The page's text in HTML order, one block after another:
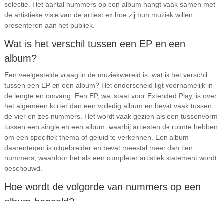
selectie. Het aantal nummers op een album hangt vaak samen met
de artistieke visie van de artiest en hoe zij hun muziek willen
presenteren aan het publiek.
Wat is het verschil tussen een EP en een
album?
Een veelgestelde vraag in de muziekwereld is: wat is het verschil
tussen een EP en een album? Het onderscheid ligt voornamelijk in
de lengte en omvang. Een EP, wat staat voor Extended Play, is over
het algemeen korter dan een volledig album en bevat vaak tussen
de vier en zes nummers. Het wordt vaak gezien als een tussenvorm
tussen een single en een album, waarbij artiesten de ruimte hebben
om een specifiek thema of geluid te verkennen. Een album
daarentegen is uitgebreider en bevat meestal meer dan tien
nummers, waardoor het als een completer artistiek statement wordt
beschouwd.
Hoe wordt de volgorde van nummers op een